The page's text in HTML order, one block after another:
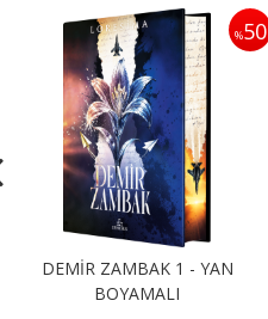
%50
DEMİR ZAMBAK 1 - YAN
BOYAMALI